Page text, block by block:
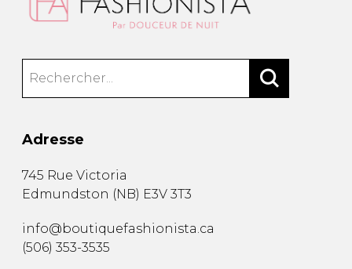
Adresse
745 Rue Victoria
Edmundston (NB) E3V 3T3
info@boutiquefashionista.ca
(506) 353-3535